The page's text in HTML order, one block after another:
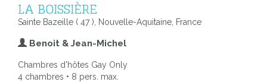
LA BOISSIÈRE
Sainte Bazeille ( 47 ), Nouvelle-Aquitaine, France
Benoit & Jean-Michel
Chambres d'hôtes Gay Only
4 chambres • 8 pers. max.